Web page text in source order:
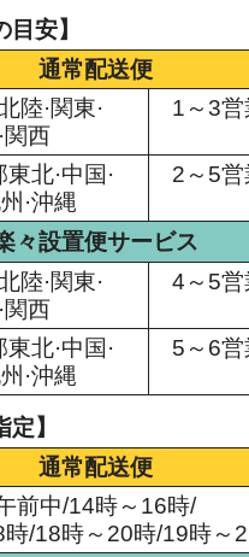
目安】
通常配送便
陸·関東·
関西
1～3
北·中国·
·沖縄
2～5
々設置便サービス
陸·関東·
関西
4～5営
北·中国·
·沖縄
5～6
定】
通常配送便
前中/14時～16時/
/18時～20時/19時～